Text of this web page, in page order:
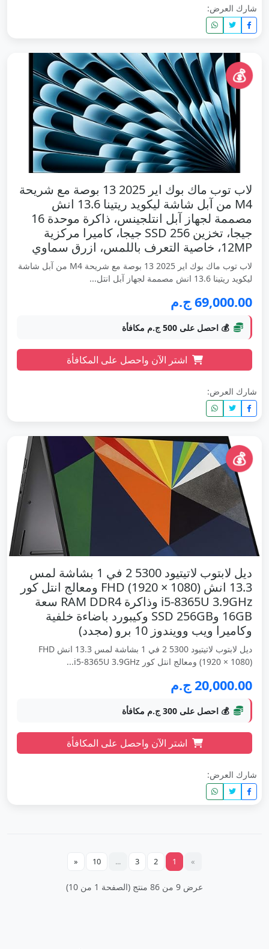
شارك العرض:
💰
لاب توب ماك بوك اير 2025 13 بوصة مع شريحة
M4 من آبل شاشة ليكويد ريتينا 13.6 انش
مصممة لجهاز آبل انتلجينس، ذاكرة موحدة 16
جيجا، تخزين SSD 256 جيجا، كاميرا مركزية
12MP، خاصية التعرف باللمس، ازرق سماوي
لاب توب ماك بوك اير 2025 13 بوصة مع شريحة M4 من آبل شاشة
ليكويد ريتينا 13.6 انش مصممة لجهاز آبل انتل...
69,000.00 ج.م
💰 احصل على 500 ج.م مكافأة
اشتر الآن واحصل على المكافأة
شارك العرض:
💰
ديل لابتوب لاتيتيود 5300 2 في 1 بشاشة لمس
13.3 انش FHD (1920 × 1080) ومعالج انتل كور
i5-8365U 3.9GHz وذاكرة RAM DDR4 سعة
16GB وSSD 256GB وكيبورد باضاءة خلفية
وكاميرا ويب وويندوز 10 برو (مجدد)
ديل لابتوب لاتيتيود 5300 2 في 1 بشاشة لمس 13.3 انش FHD
(1920 × 1080) ومعالج انتل كور i5-8365U 3.9GHz...
20,000.00 ج.م
💰 احصل على 300 ج.م مكافأة
اشتر الآن واحصل على المكافأة
شارك العرض:
»
1
2
3
...
10
«
عرض 9 من 86 منتج (الصفحة 1 من 10)